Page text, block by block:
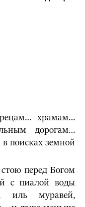
храмам…
дорогам…
поисках земной
перед Богом
с пиалой воды
иль муравей,